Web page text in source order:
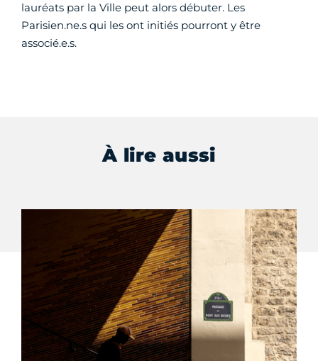
lauréats par la Ville peut alors débuter. Les
Parisien.ne.s qui les ont initiés pourront y être
associé.e.s.
À lire aussi